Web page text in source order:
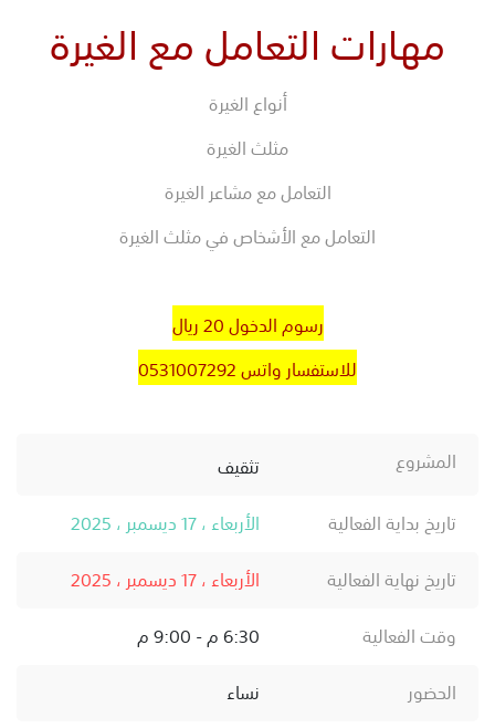
مهارات التعامل مع الغيرة
أنواع الغيرة
مثلث الغيرة
التعامل مع مشاعر الغيرة
التعامل مع الأشخاص في مثلث الغيرة
رسوم الدخول 20 ريال
للاستفسار واتس 0531007292
المشروع
تثقيف
تاريخ بداية الفعالية
الأربعاء ، 17 ديسمبر ، 2025
تاريخ نهاية الفعالية
الأربعاء ، 17 ديسمبر ، 2025
وقت الفعالية
6:30 م - 9:00 م
الحضور
نساء